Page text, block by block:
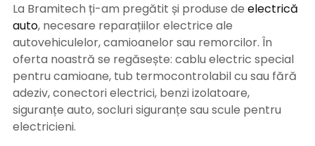
La Bramitech ți-am pregătit și produse de electrică
auto, necesare reparațiilor electrice ale
autovehiculelor, camioanelor sau remorcilor. În
oferta noastră se regăsește: cablu electric special
pentru camioane, tub termocontrolabil cu sau fără
adeziv, conectori electrici, benzi izolatoare,
siguranțe auto, socluri siguranțe sau scule pentru
electricieni.